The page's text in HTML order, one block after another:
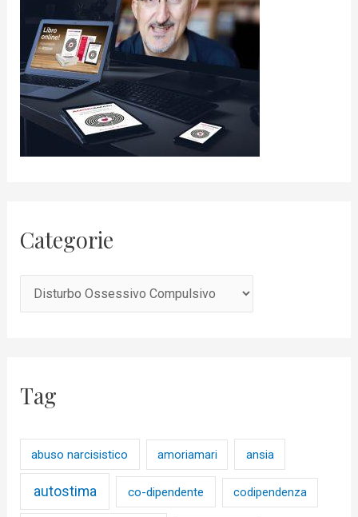
Categorie
Tag
abuso narcisistico amoriamari ansia
autostima co-dipendente codipendenza